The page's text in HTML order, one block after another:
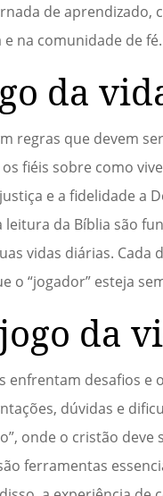
de
na comunidade de fé.
da
regras que devem
fiéis sobre como
e a fidelidade a
leitura da Bíblia são
vidas diárias.
o “jogador” esteja
da
desafios e
dúvidas e
onde o cristão
ferramentas